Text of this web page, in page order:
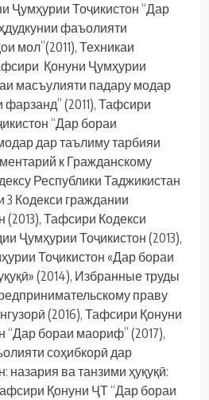
Ҷумҳурии Тоҷикистон “Дар
фаъолияти
мол”(2011), Техникаи
Қонуни Ҷумҳурии
масъулияти падару модар
(2011), Тафсири
“Дар бораи
дар таълиму тарбияи
к Гражданскому
Республики Таджикистан
3 Кодекси граждании
(2013), Тафсири Кодекси
Ҷумҳурии Тоҷикистон (2013),
Тоҷикистон «Дар бораи
(2014), Избранные труды
праву
(2016), Тафсири Қонуни
“Дар бораи маориф” (2017),
соҳибкорӣ дар
назария ва танзими ҳуқуқӣ:
Қонуни ҶТ “Дар бораи